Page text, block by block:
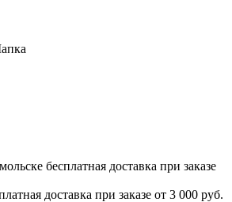
бесплатная доставка при заказе
доставка при заказе от 3 000 руб.